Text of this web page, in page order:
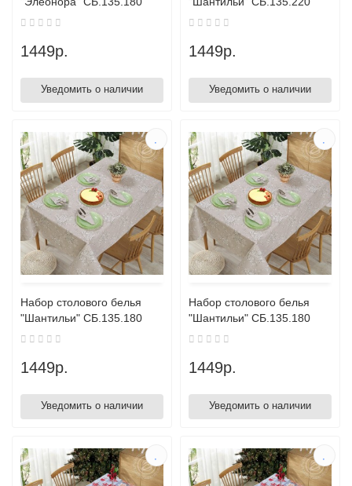
1449р.
Уведомить о наличии
1449р.
Уведомить о наличии
Набор столового белья
"Шантильи" СБ.135.180
1449р.
Уведомить о наличии
Набор столового белья
"Шантильи" СБ.135.180
1449р.
Уведомить о наличии